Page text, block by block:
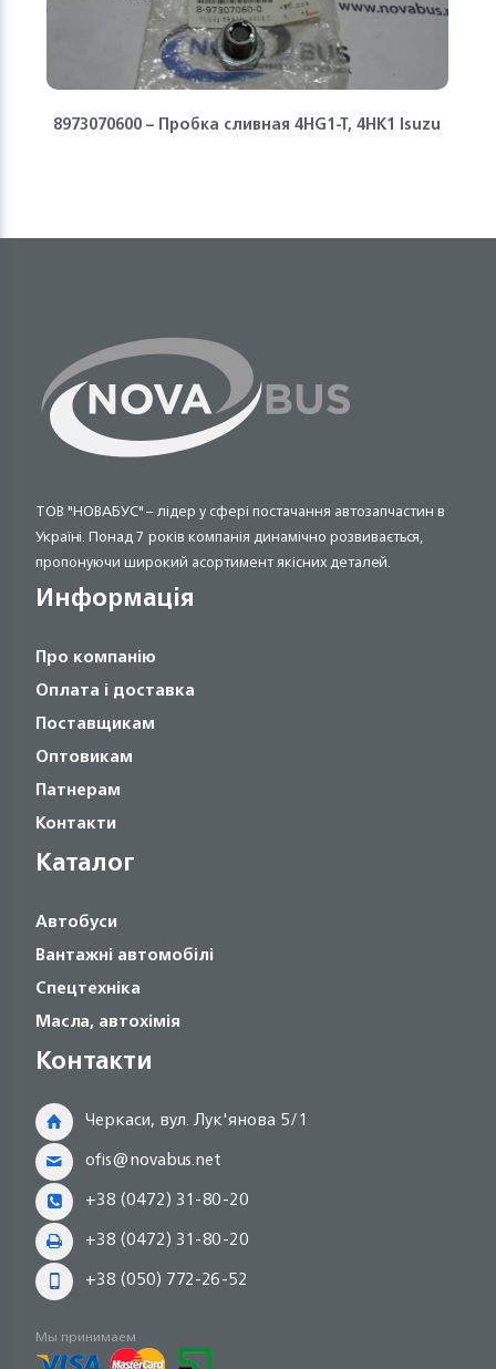
8973070600 – Пробка сливная 4HG1-T, 4HK1 Isuzu
ТОВ "НОВАБУС" – лідер у сфері постачання автозапчастин в
Україні. Понад 7 років компанія динамічно розвивається,
пропонуючи широкий асортимент якісних деталей.
Информація
Про компанію
Оплата і доставка
Поставщикам
Оптовикам
Патнерам
Контакти
Каталог
Автобуси
Вантажні автомобілі
Спецтехніка
Масла, автохімія
Контакти
Черкаси, вул. Лук'янова 5/1
ofis@novabus.net
+38 (0472) 31-80-20
+38 (0472) 31-80-20
+38 (050) 772-26-52
Мы принимаем